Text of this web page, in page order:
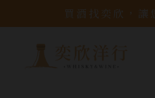
買酒找奕欣，讓